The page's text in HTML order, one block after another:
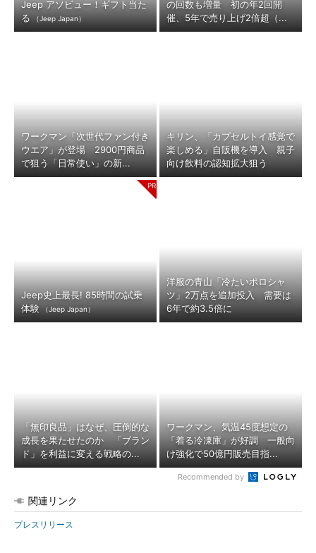
Jeep アソビュー！ギフト当た
る
（Jeep Japan）
の回数も増量 初の年2回開
催、5年で売り上げ2倍超（...
ワークマン「次世代ファン付き
ウエア」が登場 2900円商品
で狙う「日常使い」の新...
キリン、「カプセルトイ感覚で
楽しめる」自販機を導入 親子
向け飲料の認知拡大狙う
Jeep史上最長! 85時間の試乗
体験
（Jeep Japan）
洋服の青山「冷たいポロシャ
ツ」2万点を追加投入 需要は
6年で約3.5倍に
「無印良品」はなぜ、圧倒的な
成長を果たせたのか 「ブラン
ド」を利益に変える戦略の...
ワークマン、気温45度想定の
「着る冷凍庫」が好調 一般向
け強化で50億円販売目指...
Recommended by
関連リンク
プレスリリース